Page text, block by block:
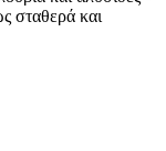
σταθερά και